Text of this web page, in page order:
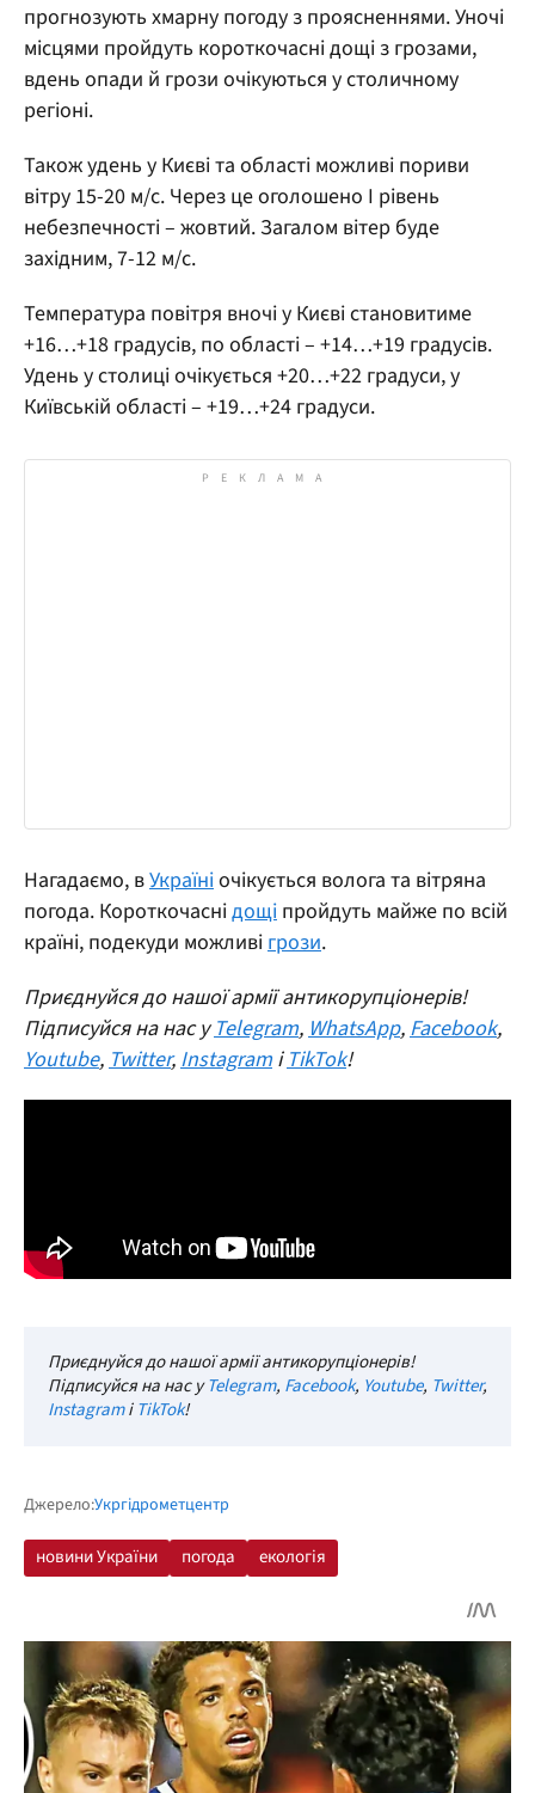
прогнозують хмарну погоду з проясненнями. Уночі
місцями пройдуть короткочасні дощі з грозами,
вдень опади й грози очікуються у столичному
регіоні.
Також удень у Києві та області можливі пориви
вітру 15-20 м/с. Через це оголошено І рівень
небезпечності – жовтий. Загалом вітер буде
західним, 7-12 м/с.
Температура повітря вночі у Києві становитиме
+16…+18 градусів, по області – +14…+19 градусів.
Удень у столиці очікується +20…+22 градуси, у
Київській області – +19…+24 градуси.
Нагадаємо, вУкраїніочікується волога та вітряна
погода. Короткочаснідощі пройдуть майже по всій
країні, подекуди можливігрози.
Приєднуйся до нашої армії антикорупціонерів!
Підписуйся на нас уTelegram,WhatsApp,Facebook,
Youtube,Twitter,Instagram іTikTok!
Приєднуйся до нашої армії антикорупціонерів!
Підписуйся на нас уTelegram, Facebook, Youtube, Twitter,
InstagramіTikTok!
Джерело:Укргідрометцентр
новини України погода екологія